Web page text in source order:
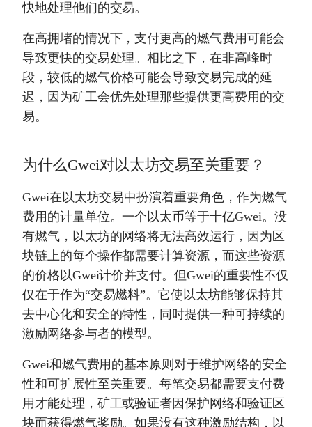
快地处理他们的交易。
在高拥堵的情况下，支付更高的燃气费用可能会
导致更快的交易处理。相比之下，在非高峰时
段，较低的燃气价格可能会导致交易完成的延
迟，因为矿工会优先处理那些提供更高费用的交
易。
为什么Gwei对以太坊交易至关重要？
Gwei在以太坊交易中扮演着重要角色，作为燃气
费用的计量单位。一个以太币等于十亿Gwei。没
有燃气，以太坊的网络将无法高效运行，因为区
块链上的每个操作都需要计算资源，而这些资源
的价格以Gwei计价并支付。但Gwei的重要性不仅
仅在于作为“交易燃料”。它使以太坊能够保持其
去中心化和安全的特性，同时提供一种可持续的
激励网络参与者的模型。
Gwei和燃气费用的基本原则对于维护网络的安全
性和可扩展性至关重要。每笔交易都需要支付费
用才能处理，矿工或验证者因保护网络和验证区
块而获得燃气奖励。如果没有这种激励结构，以